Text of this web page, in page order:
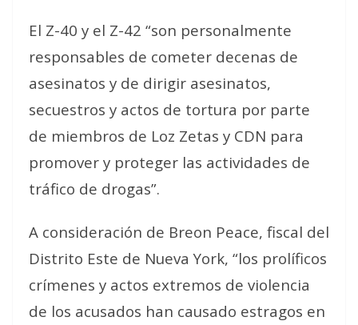
El Z-40 y el Z-42 “son personalmente
responsables de cometer decenas de
asesinatos y de dirigir asesinatos,
secuestros y actos de tortura por parte
de miembros de Loz Zetas y CDN para
promover y proteger las actividades de
tráfico de drogas”.
A consideración de Breon Peace, fiscal del
Distrito Este de Nueva York, “los prolíficos
crímenes y actos extremos de violencia
de los acusados han causado estragos en